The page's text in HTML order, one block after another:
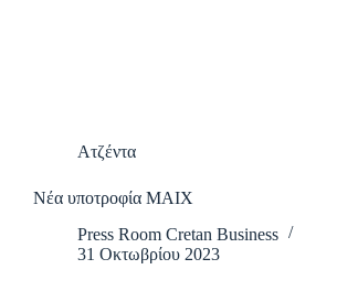
Ατζέντα
Νέα υποτροφία ΜΑΙΧ
Press Room Cretan Business
31 Οκτωβρίου 2023